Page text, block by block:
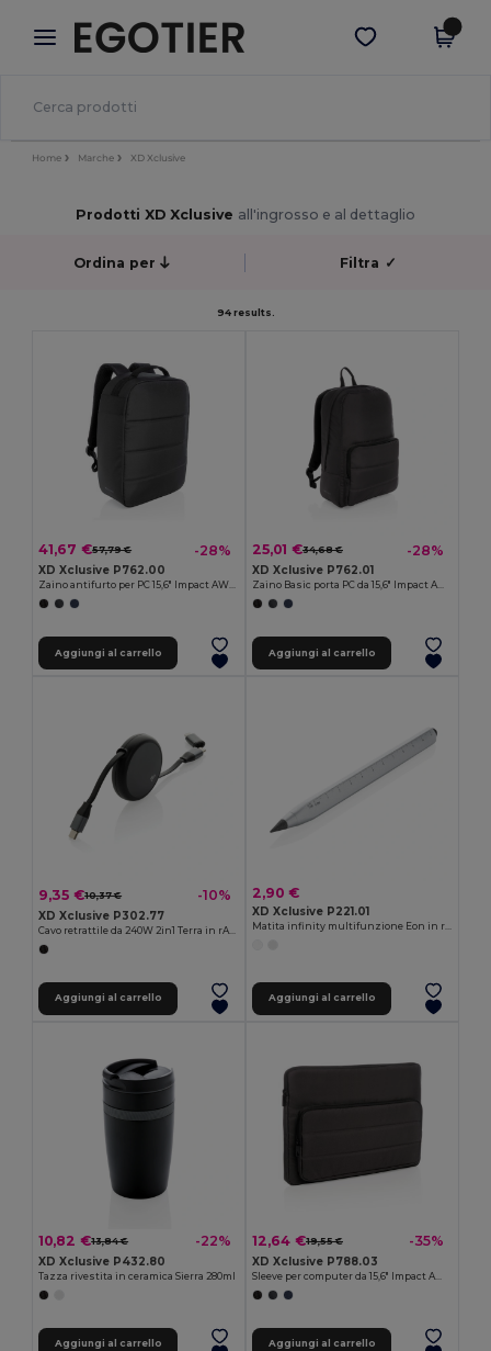
× App Egotier
Prezzi migliori sull'app!
Scarica app
Home Marche XD Xclusive
Prodotti XD Xclusive all'ingrosso e al dettaglio
Ordina per Filtra ✓
94 results.
41,67 €57,79 € -28%
XD Xclusive P762.00
Zaino antifurto per PC 15,6" Impact AWARE ™ RPET
Aggiungi al carrello
25,01 €34,68 € -28%
XD Xclusive P762.01
Zaino Basic porta PC da 15,6" Impact AWARE™ rPET
Aggiungi al carrello
9,35 €10,37 € -10%
XD Xclusive P302.77
Aggiungi al carrello
2,90 €
XD Xclusive P221.01
Aggiungi al carrello
10,82 €13,84 € -22%
XD Xclusive P432.80
Tazza rivestita in ceramica Sierra 280ml
Aggiungi al carrello
12,64 €19,55 € -35%
XD Xclusive P788.03
Aggiungi al carrello